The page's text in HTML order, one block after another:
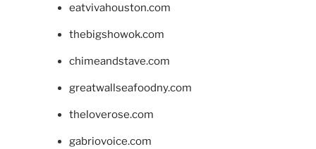
eatvivahouston.com
thebigshowok.com
chimeandstave.com
greatwallseafoodny.com
theloverose.com
gabriovoice.com